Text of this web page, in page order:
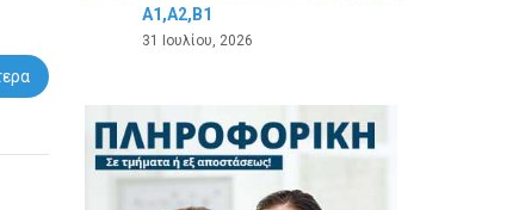
A1,A2,B1
31 Ιουλίου, 2026